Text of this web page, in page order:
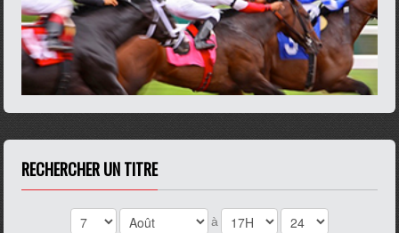
RECHERCHER UN TITRE
à